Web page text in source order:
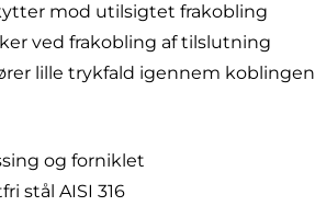
mod utilsigtet frakobling
ved frakobling af tilslutning
lille trykfald igennem koblingen
og forniklet
stål AISI 316